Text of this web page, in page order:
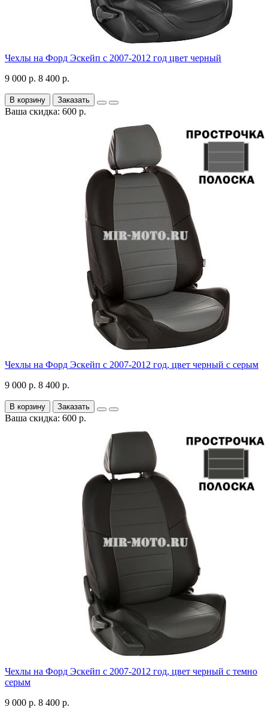
Чехлы на Форд Эскейп с 2007-2012 год цвет черный
9 000 р. 8 400 р.
В корзину Заказать
Ваша скидка: 600 р.
Чехлы на Форд Эскейп с 2007-2012 год, цвет черный с серым
9 000 р. 8 400 р.
В корзину Заказать
Ваша скидка: 600 р.
Чехлы на Форд Эскейп с 2007-2012 год, цвет черный с темно
серым
9 000 р. 8 400 р.